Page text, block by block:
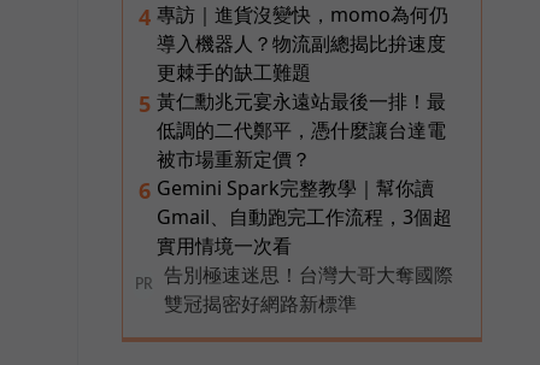
4 專訪｜進貨沒變快，momo為何仍
導入機器人？物流副總揭比拚速度
更棘手的缺工難題
5 黃仁勳兆元宴永遠站最後一排！最
低調的二代鄭平，憑什麼讓台達電
被市場重新定價？
6 Gemini Spark完整教學｜幫你讀
Gmail、自動跑完工作流程，3個超
實用情境一次看
PR
告別極速迷思！台灣大哥大奪國際
雙冠揭密好網路新標準